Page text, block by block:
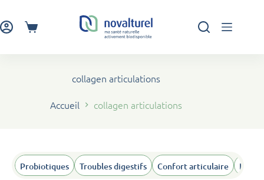
au
contenuPanier
collagen articulations
Accueil collagen articulations
Probiotiques Troubles digestifs Confort articulaire